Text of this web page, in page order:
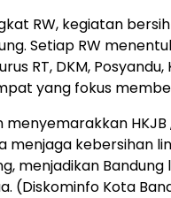
RW, kegiatan
Setiap RW
RT, DKM,
yang fokus
menyemarakkan
menjaga kebersihan
menjadikan
(Diskominfo Kota